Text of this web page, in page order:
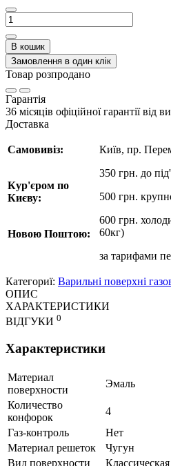
В кошик
Замовлення в один клік
Товар розпродано
Гарантія
36 місяців офіційної гарантії від
Доставка
Самовивіз:
Кур'єром по
Києву:
Новою Поштою:
Київ, пр.
350 грн. до
500 грн.
600 грн.
60кг)
за тарифами
Категориї: Варильні поверхні
ОПИС
ХАРАКТЕРИСТИКИ
ВІДГУКИ 0
Характеристики
Материал
поверхности
Эмаль
Количество
конфорок
4
Газ-контроль
Нет
Материал решеток
Чугун
Вид поверхности
Классическая